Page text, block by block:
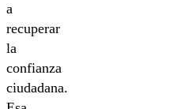
a
recuperar
la
confianza
ciudadana.